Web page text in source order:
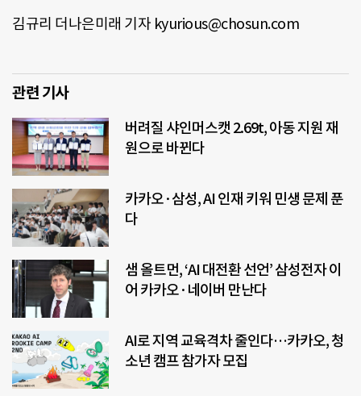
김규리 더나은미래 기자 kyurious@chosun.com
관련 기사
버려질 샤인머스캣 2.69t, 아동 지원 재
원으로 바뀐다
카카오·삼성, AI 인재 키워 민생 문제 푼
다
샘 올트먼, ‘AI 대전환 선언’ 삼성전자 이
어 카카오·네이버 만난다
AI로 지역 교육격차 줄인다…카카오, 청
소년 캠프 참가자 모집